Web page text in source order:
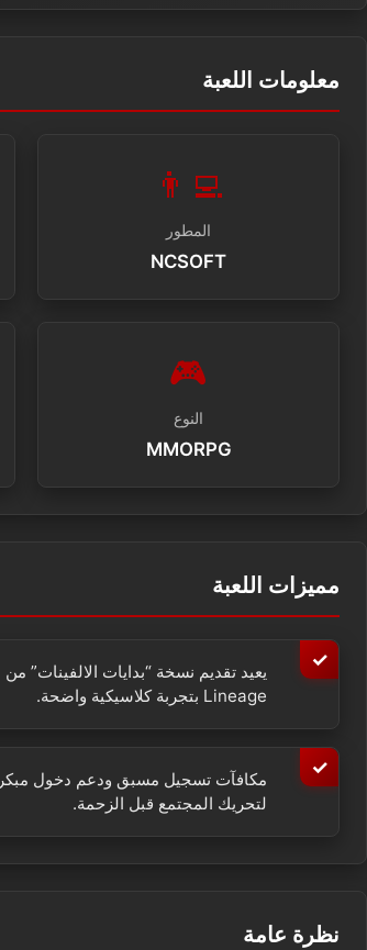
معلومات اللعبة
👨‍💻
المطور
NCSOFT
🎮
النوع
MMORPG
مميزات اللعبة
يعيد تقديم نسخة “بدايات الالفينات” من
Lineage بتجربة كلاسيكية واضحة.
مكافآت تسجيل مسبق ودعم دخول مبكر
لتحريك المجتمع قبل الزحمة.
نظرة عامة